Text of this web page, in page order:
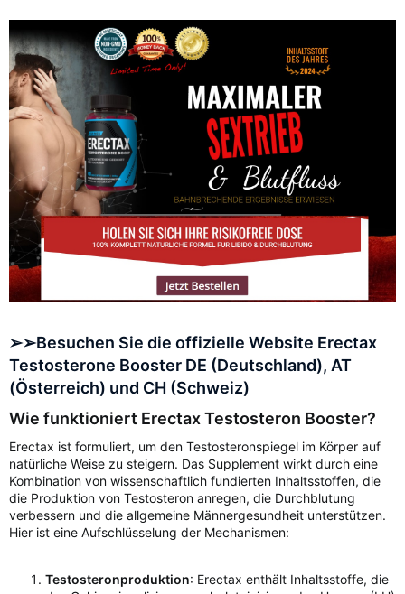
➢➢Besuchen Sie die offizielle Website Erectax
Testosterone Booster DE (Deutschland), AT
(Österreich) und CH (Schweiz)
Wie funktioniert Erectax Testosteron Booster?
Erectax ist formuliert, um den Testosteronspiegel im Körper auf
natürliche Weise zu steigern. Das Supplement wirkt durch eine
Kombination von wissenschaftlich fundierten Inhaltsstoffen, die
die Produktion von Testosteron anregen, die Durchblutung
verbessern und die allgemeine Männergesundheit unterstützen.
Hier ist eine Aufschlüsselung der Mechanismen:
Testosteronproduktion: Erectax enthält Inhaltsstoffe, die